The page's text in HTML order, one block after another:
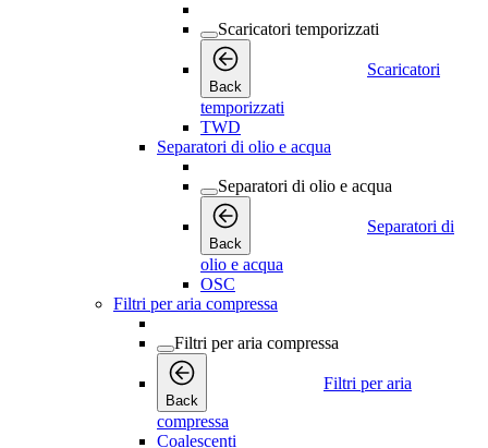
Scaricatori temporizzati
Back
Scaricatori
temporizzati
TWD
Separatori di olio e acqua
Separatori di olio e acqua
Back
Separatori di
olio e acqua
OSC
Filtri per aria compressa
Filtri per aria compressa
Back
Filtri per aria
compressa
Coalescenti